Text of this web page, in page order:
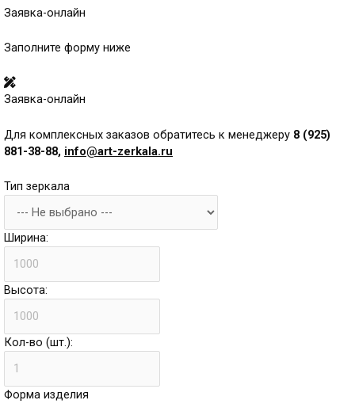
Заявка-онлайн
Заполните форму ниже
Заявка-онлайн
Для комплексных заказов обратитесь к менеджеру 8 (925)
881-38-88, info@art-zerkala.ru
Тип зеркала
Ширина:
Высота:
Кол-во (шт.):
Форма изделия